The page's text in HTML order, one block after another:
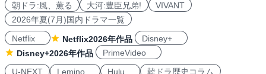
朝ドラ:風、薫る 大河:豊臣兄弟!
VIVANT
2026年夏(7月)国内ドラマ一覧
Netflix
Netflix2026年作品
Disney+
Disney+2026年作品
PrimeVideo
U-NEXT
Lemino Hulu
韓ドラ歴史コラム